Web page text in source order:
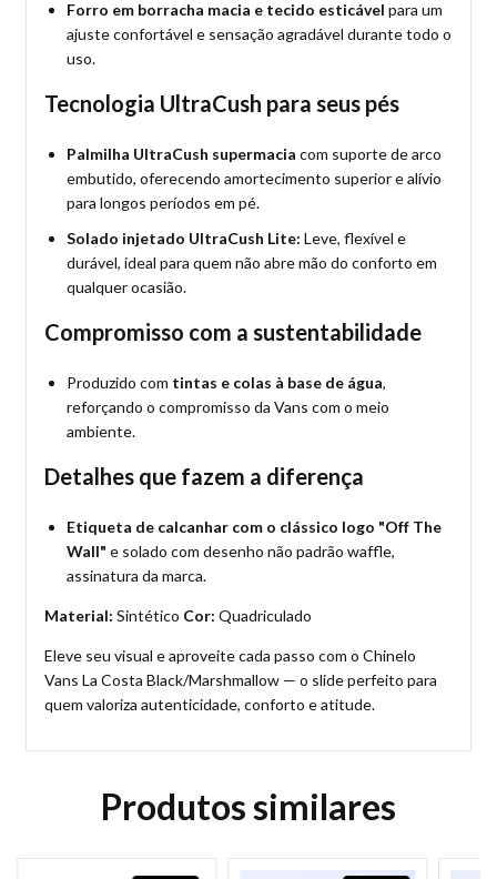
Forro em borracha macia e tecido esticável para um
ajuste confortável e sensação agradável durante todo o
uso.
Tecnologia UltraCush para seus pés
Palmilha UltraCush supermacia com suporte de arco
embutido, oferecendo amortecimento superior e alívio
para longos períodos em pé.
Solado injetado UltraCush Lite: Leve, flexível e
durável, ideal para quem não abre mão do conforto em
qualquer ocasião.
Compromisso com a sustentabilidade
Produzido com tintas e colas à base de água,
reforçando o compromisso da Vans com o meio
ambiente.
Detalhes que fazem a diferença
Etiqueta de calcanhar com o clássico logo "Off The
Wall" e solado com desenho não padrão waffle,
assinatura da marca.
Material: Sintético Cor: Quadriculado
Eleve seu visual e aproveite cada passo com o Chinelo
Vans La Costa Black/Marshmallow — o slide perfeito para
quem valoriza autenticidade, conforto e atitude.
Produtos similares